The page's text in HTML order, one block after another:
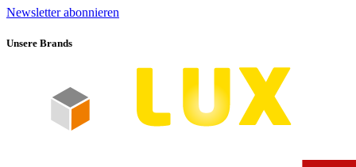
Newsletter abonnieren
Unsere Brands